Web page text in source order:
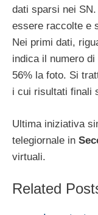
dati sparsi nei
essere raccolte e
Nei primi dati,
indica il numero
56% la foto. Si
i cui risultati finali
Ultima iniziativa
telegiornale in
virtuali.
Related